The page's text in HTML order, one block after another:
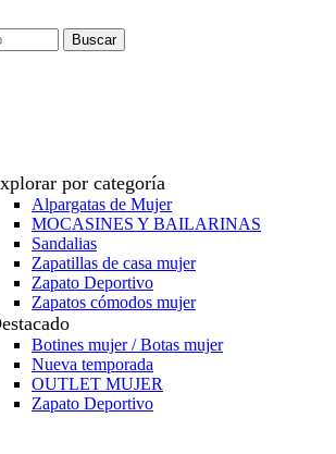
Buscar
por categoría
Alpargatas de Mujer
MOCASINES Y BAILARINAS
Sandalias
Zapatillas de casa mujer
Zapato Deportivo
Zapatos cómodos mujer
Botines mujer / Botas mujer
Nueva temporada
OUTLET MUJER
Zapato Deportivo